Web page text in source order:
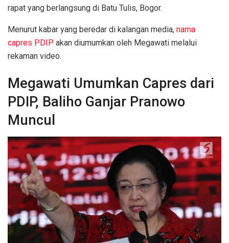
rapat yang berlangsung di Batu Tulis, Bogor.
Menurut kabar yang beredar di kalangan media, nama
capres PDIP akan diumumkan oleh Megawati melalui
rekaman video.
Megawati Umumkan Capres dari
PDIP, Baliho Ganjar Pranowo
Muncul